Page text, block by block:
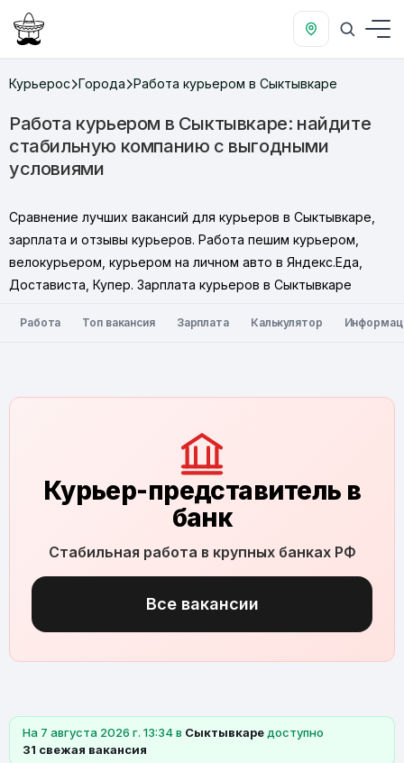
Курьерос Города Работа курьером в Сыктывкаре
Работа курьером в Сыктывкаре: найдите
стабильную компанию с выгодными
условиями
Сравнение лучших вакансий для курьеров в Сыктывкаре,
зарплата и отзывы курьеров. Работа пешим курьером,
велокурьером, курьером на личном авто в Яндекс.Еда,
Достависта, Купер. Зарплата курьеров в Сыктывкаре
Работа Топ вакансия Зарплата Калькулятор
Курьер-представитель в
банк
Стабильная работа в крупных банках РФ
Все вакансии
На 7 августа 2026 г. 13:34 в Сыктывкаре доступно
31 свежая вакансия